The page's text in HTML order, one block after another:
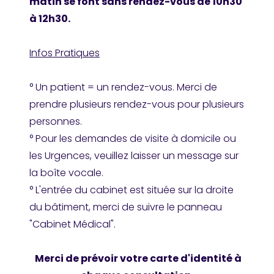
à 12h30.
Infos Pratiques
° Un patient = un rendez-vous. Merci de
prendre plusieurs rendez-vous pour plusieurs
personnes.
° Pour les demandes de visite à domicile ou
les Urgences, veuillez laisser un message sur
la boîte vocale.
° L'entrée du cabinet est située sur la droite
du bâtiment, merci de suivre le panneau
"Cabinet Médical".
Merci de prévoir votre carte d'identité à